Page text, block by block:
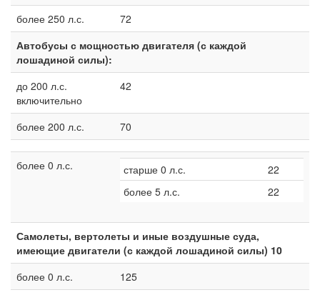
более 250 л.с.
72
Автобусы с мощностью двигателя (с каждой
лошадиной силы):
до 200 л.с.
включительно
42
более 200 л.с. 70
более 0 л.с. старше 0 л.с.
22
более 5 л.с.
22
Самолеты, вертолеты и иные воздушные суда,
имеющие двигатели (с каждой лошадиной силы) 10
более 0 л.с.
125